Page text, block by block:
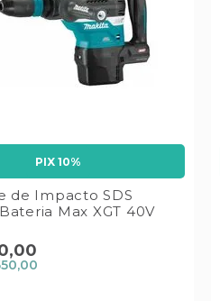
PIX 10%
de Impacto SDS
Max XGT 40V
,00